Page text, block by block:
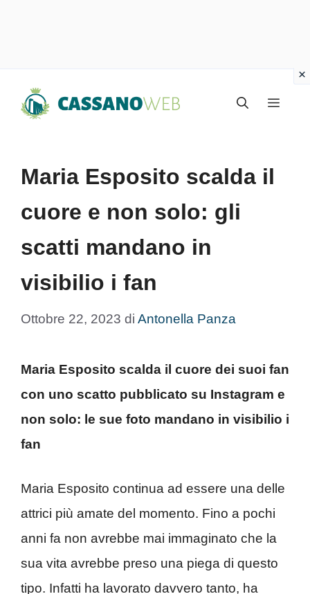
Menu
Maria Esposito scalda il
cuore e non solo: gli
scatti mandano in
visibilio i fan
Ottobre 22, 2023 di Antonella Panza
Maria Esposito scalda il cuore dei suoi fan
con uno scatto pubblicato su Instagram e
non solo: le sue foto mandano in visibilio i
fan
Maria Esposito continua ad essere una delle
attrici più amate del momento. Fino a pochi
anni fa non avrebbe mai immaginato che la
sua vita avrebbe preso una piega di questo
tipo. Infatti ha lavorato davvero tanto, ha